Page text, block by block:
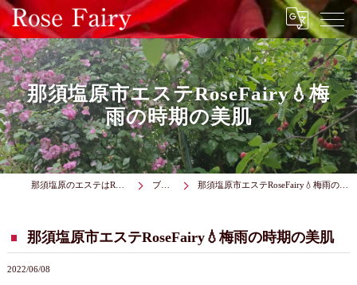
那須塩原市エステRoseFairy💧梅
雨の時期の美肌
ブログ 那須塩原市エステRoseFairy💧梅雨の時期の美肌
那須塩原市エステRoseFairy💧梅雨の時期の美肌
2022/06/08